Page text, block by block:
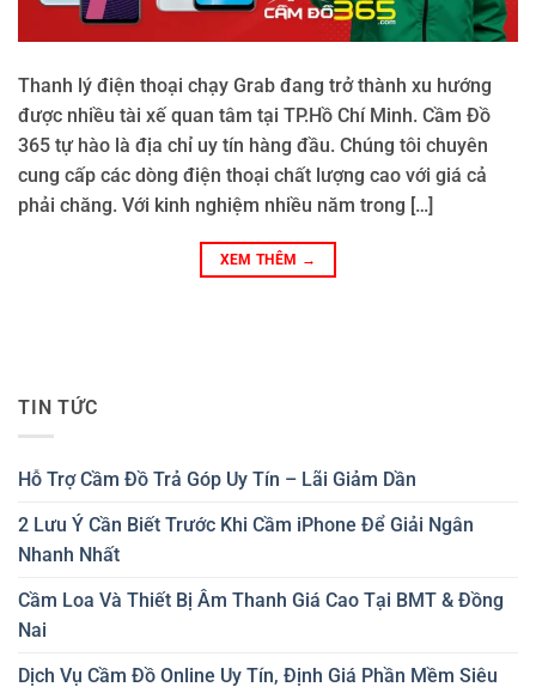
Thanh lý điện thoại chạy Grab đang trở thành xu hướng
được nhiều tài xế quan tâm tại TP.Hồ Chí Minh. Cầm Đồ
365 tự hào là địa chỉ uy tín hàng đầu. Chúng tôi chuyên
cung cấp các dòng điện thoại chất lượng cao với giá cả
phải chăng. Với kinh nghiệm nhiều năm trong […]
XEM THÊM →
TIN TỨC
Hỗ Trợ Cầm Đồ Trả Góp Uy Tín – Lãi Giảm Dần
2 Lưu Ý Cần Biết Trước Khi Cầm iPhone Để Giải Ngân
Nhanh Nhất
Cầm Loa Và Thiết Bị Âm Thanh Giá Cao Tại BMT & Đồng
Nai
Dịch Vụ Cầm Đồ Online Uy Tín, Định Giá Phần Mềm Siêu